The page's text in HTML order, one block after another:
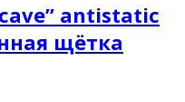
antistatic
щётка